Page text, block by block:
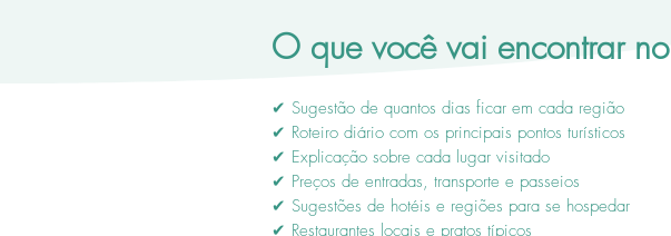
O que você vai encontrar
✔ Sugestão de quantos dias ficar em cada região
✔ Roteiro diário com os principais pontos turísticos
✔ Explicação sobre cada lugar visitado
✔ Preços de entradas, transporte e passeios
✔ Sugestões de hotéis e regiões para se hospedar
✔ Restaurantes locais e pratos típicos